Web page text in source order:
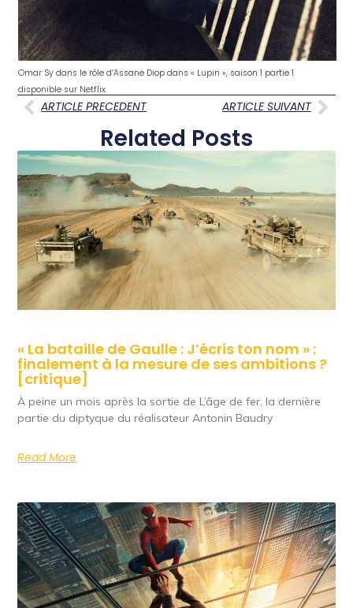
Omar Sy dans le rôle d’Assane Diop dans « Lupin », saison 1 partie 1
disponible sur Netflix.
ARTICLE PRECEDENT ARTICLE SUIVANT
Related Posts
« La bataille de Gaulle : J’écris ton nom » :
finalement à la mesure de ses ambitions ?
[critique]
À peine un mois après la sortie de L’âge de fer, la dernière
partie du diptyque du réalisateur Antonin Baudry
Read More